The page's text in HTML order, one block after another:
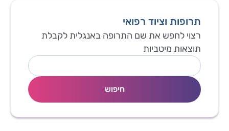
תרופות וציוד רפואי
רצוי לחפש את שם התרופה באנגלית לקבלת
תוצאות מיטביות
חיפוש